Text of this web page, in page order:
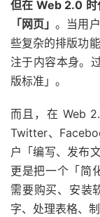
但在 Web 2.0 时
「网页」。当用
些复杂的排版功
注于内容本身。
版标准」。
而且，在 Web
Twitter、
户「编写、发布
更是把一个「简
需要购买、安装
字、处理表格、制